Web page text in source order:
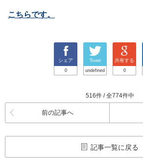
こちらです。
シェア
0
Tweet
undefined
共有する
0
516件 / 全774件中
前の記事へ
記事一覧に戻る